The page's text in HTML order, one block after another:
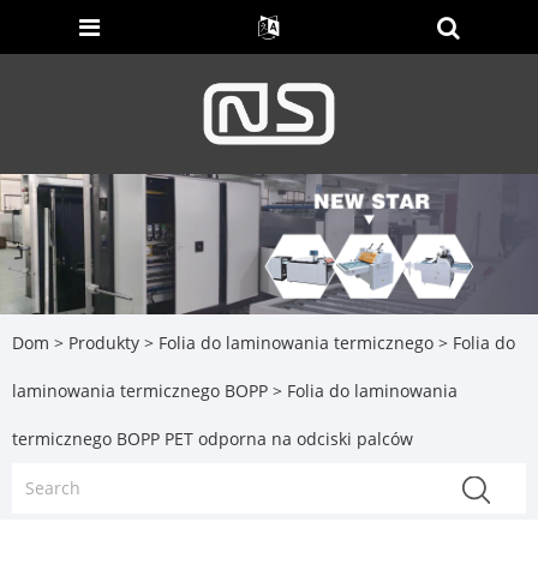
Dom > Produkty > Folia do laminowania termicznego > Folia do
laminowania termicznego BOPP > Folia do laminowania
termicznego BOPP PET odporna na odciski palców